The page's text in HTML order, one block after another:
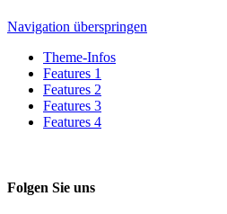
Navigation überspringen
Theme-Infos
Features 1
Features 2
Features 3
Features 4
Folgen Sie uns